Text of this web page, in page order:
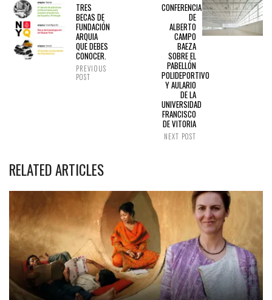
TRES
BECAS DE
FUNDACIÓN
ARQUIA
QUE DEBES
CONOCER.
PREVIOUS
POST
CONFERENCIA
DE
ALBERTO
CAMPO
BAEZA
SOBRE EL
PABELLÓN
POLIDEPORTIVO
Y AULARIO
DE LA
UNIVERSIDAD
FRANCISCO
DE VITORIA
NEXT POST
RELATED ARTICLES